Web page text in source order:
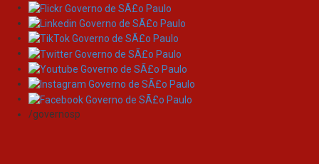
Skip
navigation
/governosp
Search
Search: